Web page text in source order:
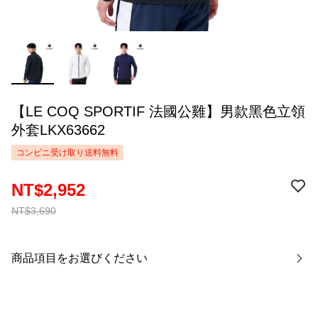
【LE COQ SPORTIF 法國公雞】男款黑色立領
外套LKX63662
コンビニ受け取り送料無料
NT$3,690
NT$2,952
商品項目をお選びください